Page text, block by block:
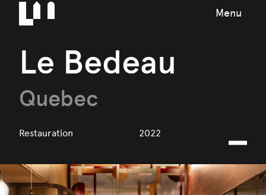
Menu
Le Bedeau
Quebec
Restauration 2022